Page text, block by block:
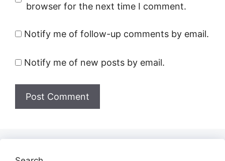
browser for the next time I comment.
Notify me of follow-up comments by email.
Notify me of new posts by email.